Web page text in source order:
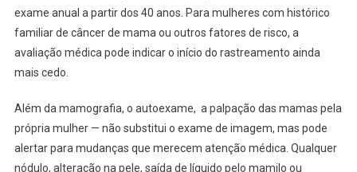
exame anual a partir dos 40 anos. Para mulheres com histórico
familiar de câncer de mama ou outros fatores de risco, a
avaliação médica pode indicar o início do rastreamento ainda
mais cedo.
Além da mamografia, o autoexame, a palpação das mamas pela
própria mulher — não substitui o exame de imagem, mas pode
alertar para mudanças que merecem atenção médica. Qualquer
nódulo, alteração na pele, saída de líquido pelo mamilo ou